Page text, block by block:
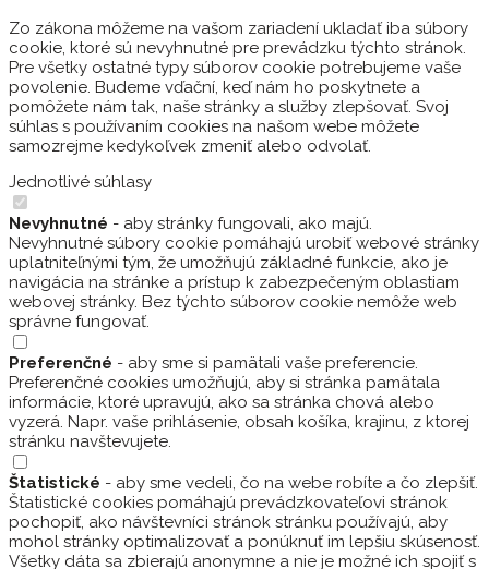
Zo zákona môžeme na vašom zariadení ukladať iba súbory
cookie, ktoré sú nevyhnutné pre prevádzku týchto stránok.
Pre všetky ostatné typy súborov cookie potrebujeme vaše
povolenie. Budeme vďační, keď nám ho poskytnete a
pomôžete nám tak, naše stránky a služby zlepšovať. Svoj
súhlas s používaním cookies na našom webe môžete
samozrejme kedykoľvek zmeniť alebo odvolať.
Jednotlivé súhlasy
Nevyhnutné - aby stránky fungovali, ako majú.
Nevyhnutné súbory cookie pomáhajú urobiť webové stránky
uplatniteľnými tým, že umožňujú základné funkcie, ako je
navigácia na stránke a prístup k zabezpečeným oblastiam
webovej stránky. Bez týchto súborov cookie nemôže web
správne fungovať.
Preferenčné - aby sme si pamätali vaše preferencie.
Preferenčné cookies umožňujú, aby si stránka pamätala
informácie, ktoré upravujú, ako sa stránka chová alebo
vyzerá. Napr. vaše prihlásenie, obsah košíka, krajinu, z ktorej
stránku navštevujete.
Štatistické - aby sme vedeli, čo na webe robíte a čo zlepšiť.
Štatistické cookies pomáhajú prevádzkovateľovi stránok
pochopiť, ako návštevníci stránok stránku používajú, aby
mohol stránky optimalizovať a ponúknuť im lepšiu skúsenosť.
Všetky dáta sa zbierajú anonymne a nie je možné ich spojiť s